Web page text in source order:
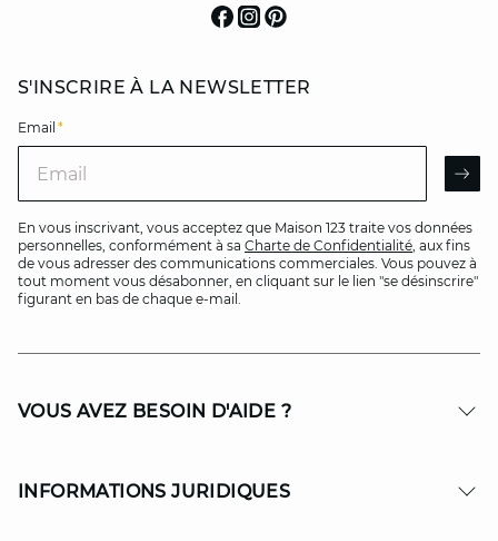
S'INSCRIRE À LA NEWSLETTER
Email *
En vous inscrivant, vous acceptez que Maison 123 traite vos données
personnelles, conformément à sa Charte de Confidentialité, aux fins
de vous adresser des communications commerciales. Vous pouvez à
tout moment vous désabonner, en cliquant sur le lien "se désinscrire"
figurant en bas de chaque e-mail.
VOUS AVEZ BESOIN D'AIDE ?
INFORMATIONS JURIDIQUES